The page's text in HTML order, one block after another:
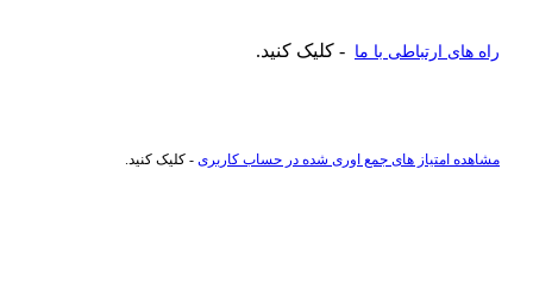
راه های ارتباطی با ما - کلیک کنید.
مشاهده امتیاز های جمع اوری شده در حساب کاربری - کلیک کنید.